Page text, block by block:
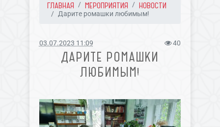
ГЛАВНАЯ МЕРОПРИЯТИЯ НОВОСТИ
Дарите ромашки любимым!
03.07.2023 11:09 40
ДАРИТЕ РОМАШКИ
ЛЮБИМЫМ!